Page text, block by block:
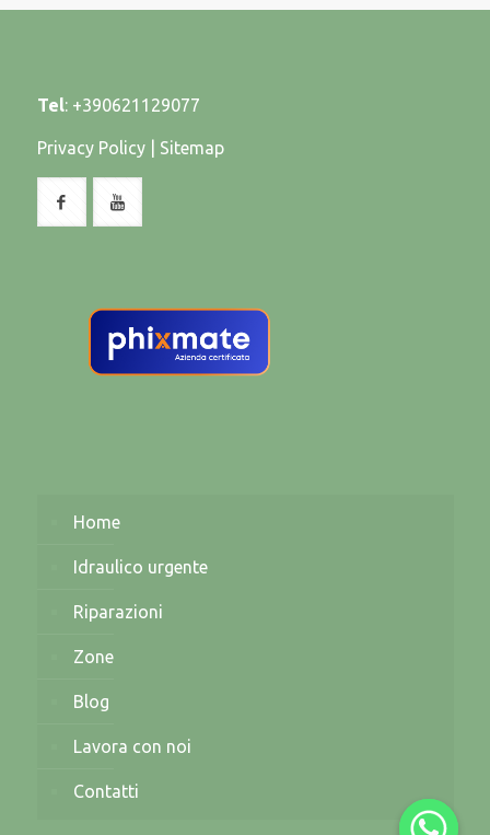
Tel: +390621129077
Privacy Policy| Sitemap
Home
Idraulico urgente
Riparazioni
Zone
Blog
Lavora con noi
Contatti